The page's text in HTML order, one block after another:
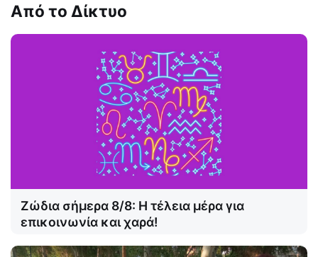
Από το Δίκτυο
Ζώδια σήμερα 8/8: Η τέλεια μέρα για
επικοινωνία και χαρά!